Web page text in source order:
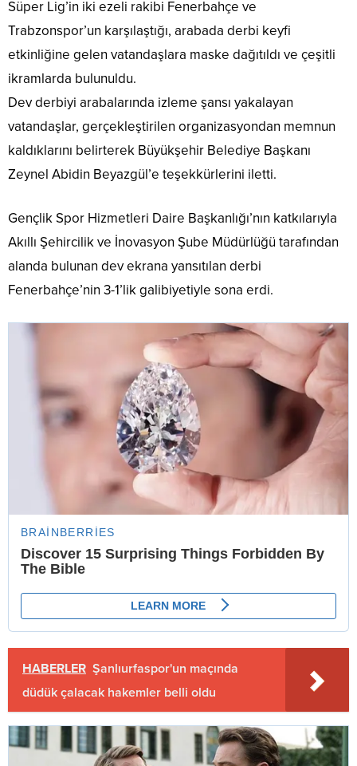
Süper Lig’in iki ezeli rakibi Fenerbahçe ve
Trabzonspor’un karşılaştığı, arabada derbi keyfi
etkinliğine gelen vatandaşlara maske dağıtıldı ve çeşitli
ikramlarda bulunuldu.
Dev derbiyi arabalarında izleme şansı yakalayan
vatandaşlar, gerçekleştirilen organizasyondan memnun
kaldıklarını belirterek Büyükşehir Belediye Başkanı
Zeynel Abidin Beyazgül’e teşekkürlerini iletti.
Gençlik Spor Hizmetleri Daire Başkanlığı’nın katkılarıyla
Akıllı Şehircilik ve İnovasyon Şube Müdürlüğü tarafından
alanda bulunan dev ekrana yansıtılan derbi
Fenerbahçe’nin 3-1’lik galibiyetiyle sona erdi.
HABERLER Şanlıurfaspor'un maçında
düdük çalacak hakemler belli oldu